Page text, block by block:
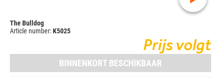
The Bulldog
Article number:K5025
Prijs volgt
BINNENKORT BESCHIKBAAR